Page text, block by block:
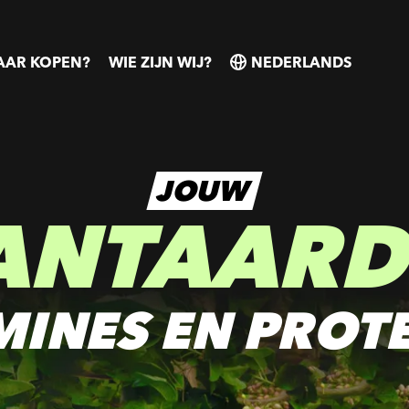
KOPEN? WIE ZIJN WIJ?
SELECT
SELECT
JOUW
EN